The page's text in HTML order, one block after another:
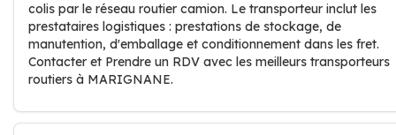
colis par le réseau routier camion. Le transporteur inclut les
prestataires logistiques : prestations de stockage, de
manutention, d'emballage et conditionnement dans les fret.
Contacter et Prendre un RDV avec les meilleurs transporteurs
routiers à MARIGNANE.